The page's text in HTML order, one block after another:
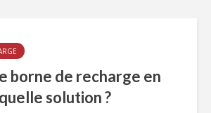
borne de recharge en
solution ?